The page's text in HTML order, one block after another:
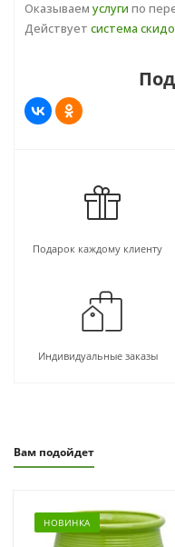
Влажность воздуха:
более действенно.
Подкормка:
недели, комплексным
период частоту
их количество
Пересадка:
клузия
возможности ее
без тревожки
Оказываем услуги по
Действует система
Подарок каждому клиенту
Индивидуальные заказы
Вам подойдет
НОВИНКА